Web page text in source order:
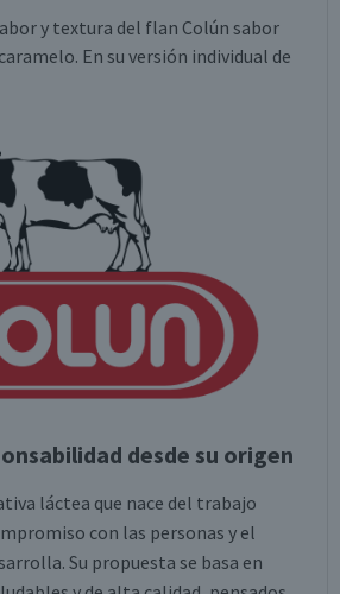
y textura del flan Colún sabor
En su versión individual de
desde su origen
láctea que nace del trabajo
con las personas y el
Su propuesta se basa en